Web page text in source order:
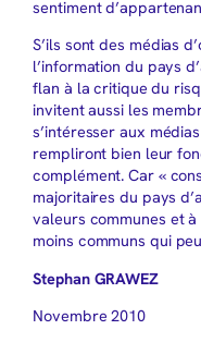
sentiment
S’ils sont des médias
l’information du pays
flan à la critique du
invitent aussi les
s’intéresser aux
rempliront bien leur
complément. Car «
majoritaires du pays
valeurs communes et
moins communs qui
Stephan GRAWEZ
Novembre 2010